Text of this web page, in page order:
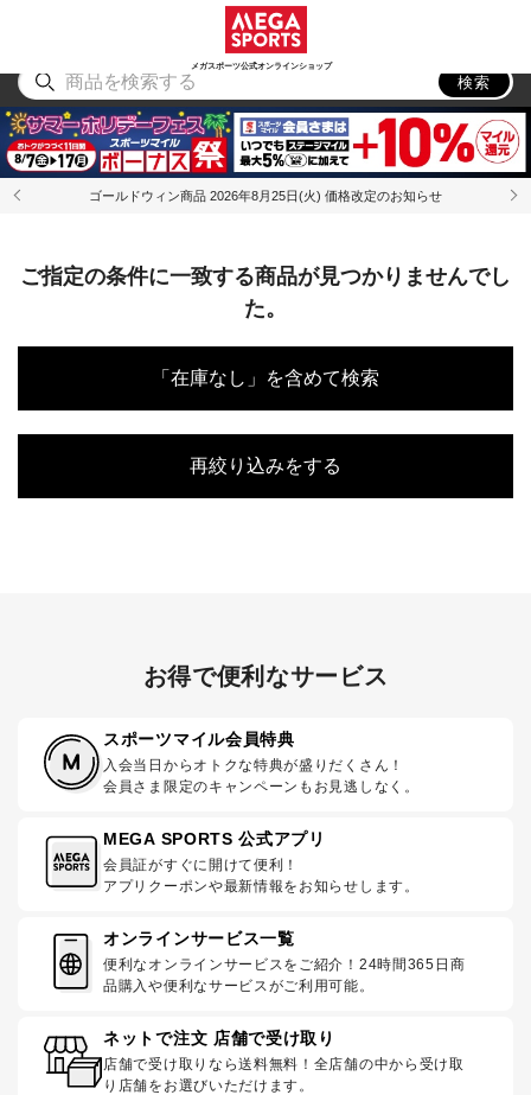
メガスポーツ公式オンラインショップ
アウトドア
検索
ゴールドウィン商品 2026年8月25日(火) 価格改定のお知らせ
ご指定の条件に一致する商品が見つかりませんでし
た。
「在庫なし」を含めて検索
再絞り込みをする
お得で便利なサービス
スポーツマイル会員特典
入会当日からオトクな特典が盛りだくさん！
会員さま限定のキャンペーンもお見逃しなく。
MEGA SPORTS 公式アプリ
会員証がすぐに開けて便利！
アプリクーポンや最新情報をお知らせします。
オンラインサービス一覧
便利なオンラインサービスをご紹介！24時間365日商
品購入や便利なサービスがご利用可能。
ネットで注文 店舗で受け取り
店舗で受け取りなら送料無料！全店舗の中から受け取
り店舗をお選びいただけます。